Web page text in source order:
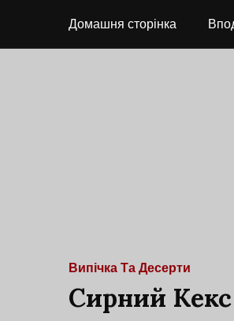
Домашня сторінка
Випічка Та Десерти
Сирний